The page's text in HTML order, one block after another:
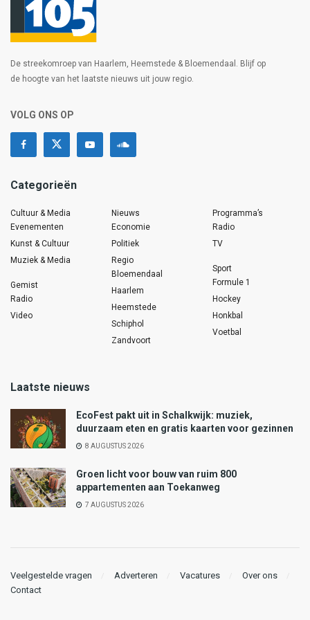
De streekomroep van Haarlem, Heemstede & Bloemendaal. Blijf op
de hoogte van het laatste nieuws uit jouw regio.
VOLG ONS OP
Categorieën
Cultuur & Media
Evenementen
Kunst & Cultuur
Muziek & Media
Gemist
Radio
Video
Nieuws
Economie
Politiek
Regio
Bloemendaal
Haarlem
Heemstede
Schiphol
Zandvoort
Programma’s
Radio
TV
Sport
Formule 1
Hockey
Honkbal
Voetbal
Laatste nieuws
EcoFest pakt uit in Schalkwijk: muziek,
duurzaam eten en gratis kaarten voor gezinnen
8 AUGUSTUS 2026
Groen licht voor bouw van ruim 800
appartementen aan Toekanweg
7 AUGUSTUS 2026
Veelgestelde vragen Adverteren Vacatures
Over ons
Contact